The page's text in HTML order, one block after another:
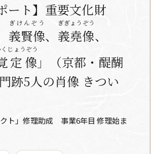
ート】重要文化財
義賢像
ぎけんぞう
、 義堯像
ぎぎょうぞう
、
定像
じょうぞう
」（京都・醍醐
跡5人の肖像 きつい
クト」修理助成 事業6年目 修理始ま